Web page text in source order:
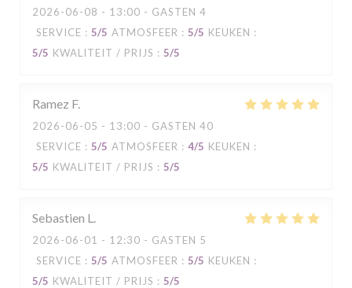
2026-06-08 - 13:00 - GASTEN 4
SERVICE : 5/5 ATMOSFEER : 5/5 KEUKEN :
5/5 KWALITEIT / PRIJS : 5/5
Ramez F
2026-06-05 - 13:00 - GASTEN 40
SERVICE : 5/5 ATMOSFEER : 4/5 KEUKEN :
5/5 KWALITEIT / PRIJS : 5/5
Sebastien L
2026-06-01 - 12:30 - GASTEN 5
SERVICE : 5/5 ATMOSFEER : 5/5 KEUKEN :
5/5 KWALITEIT / PRIJS : 5/5